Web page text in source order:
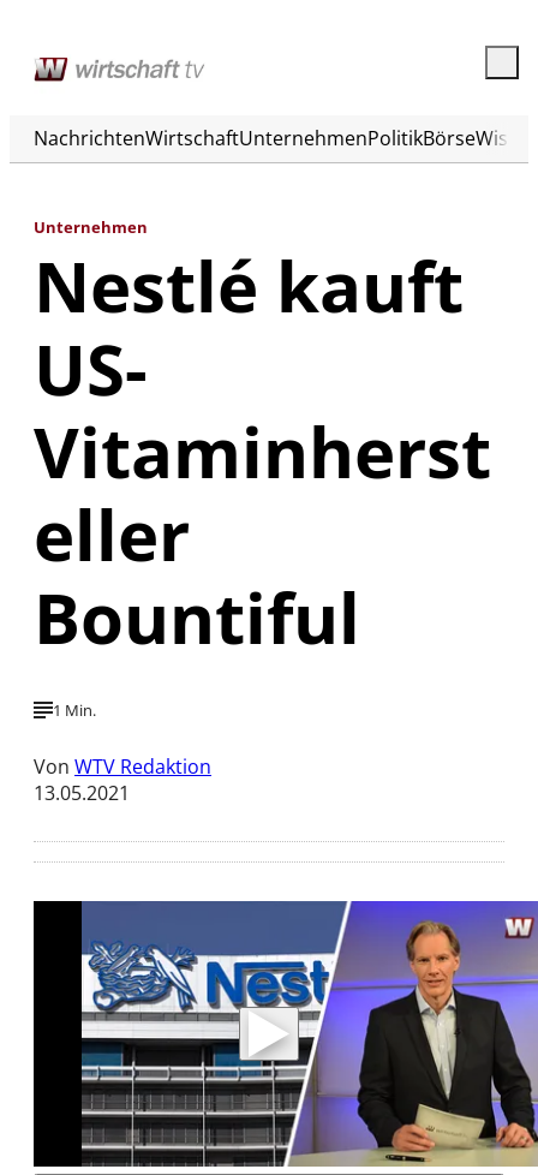
NachrichtenWirtschaftUnternehmenPolitikBörse
Unternehmen
Nestlé kauft
US-
Vitaminherst
eller
Bountiful
1 Min.
Von WTV Redaktion
13.05.2021
Mit der Wiedergabe dieses Videos werden
Daten an Youtube übertragen.
Hinweise dazu erhalten Sie in derDatenschutzerklärung
Akzeptieren